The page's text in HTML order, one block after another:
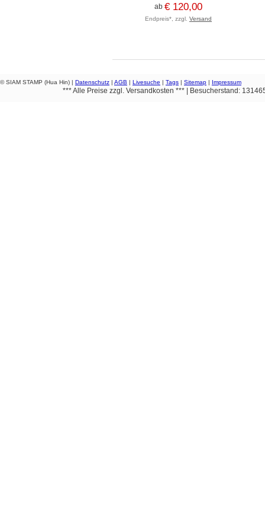
ab€ 120,00
Endpreis*, zzgl.Versand
© SIAM STAMP (Hua Hin) | Datenschutz AGB Livesuche Tags Sitemap Impressum
*** Alle Preise zzgl. Versandkosten *** | Besucherstand: